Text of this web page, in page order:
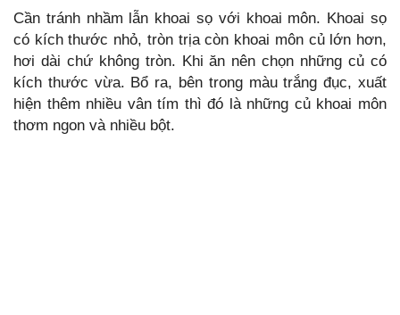
Cần tránh nhầm lẫn khoai sọ với khoai môn. Khoai sọ
có kích thước nhỏ, tròn trịa còn khoai môn củ lớn hơn,
hơi dài chứ không tròn. Khi ăn nên chọn những củ có
kích thước vừa. Bổ ra, bên trong màu trắng đục, xuất
hiện thêm nhiều vân tím thì đó là những củ khoai môn
thơm ngon và nhiều bột.